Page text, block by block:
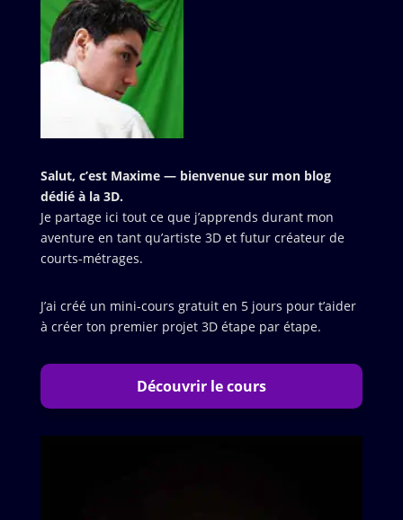
Salut, c’est Maxime — bienvenue sur mon blog
dédié à la 3D.
Je partage ici tout ce que j’apprends durant mon
aventure en tant qu’artiste 3D et futur créateur de
courts-métrages.
J’ai créé un mini-cours gratuit en 5 jours pour t’aider
à créer ton premier projet 3D étape par étape.
Découvrir le cours